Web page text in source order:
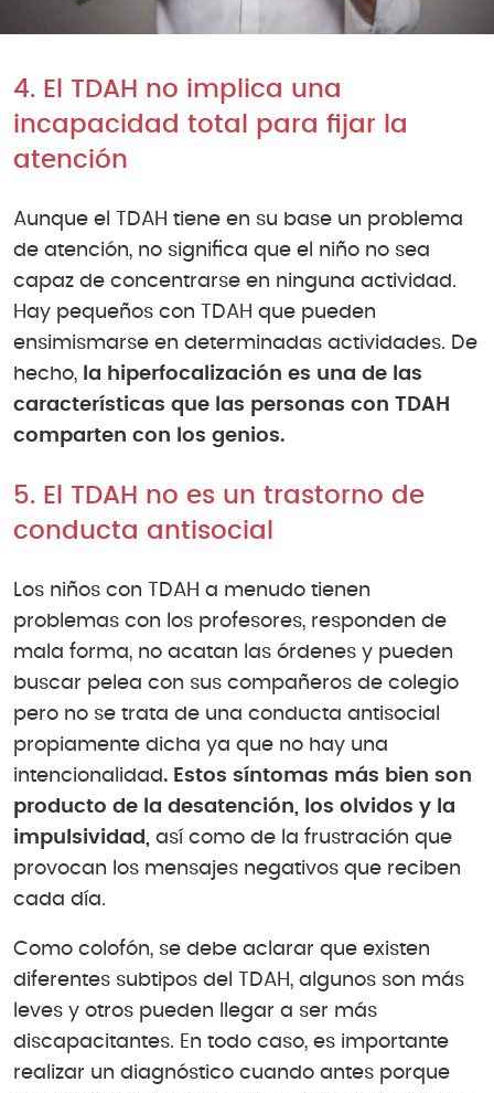
4. El TDAH no implica una
incapacidad total para fijar la
atención
Aunque el TDAH tiene en su base un problema
de atención, no significa que el niño no sea
capaz de concentrarse en ninguna actividad.
Hay pequeños con TDAH que pueden
ensimismarse en determinadas actividades. De
hecho, la hiperfocalización es una de las
características que las personas con TDAH
comparten con los genios.
5. El TDAH no es un trastorno de
conducta antisocial
Los niños con TDAH a menudo tienen
problemas con los profesores, responden de
mala forma, no acatan las órdenes y pueden
buscar pelea con sus compañeros de colegio
pero no se trata de una conducta antisocial
propiamente dicha ya que no hay una
intencionalidad. Estos síntomas más bien son
producto de la desatención, los olvidos y la
impulsividad, así como de la frustración que
provocan los mensajes negativos que reciben
cada día.
Como colofón, se debe aclarar que existen
diferentes subtipos del TDAH, algunos son más
leves y otros pueden llegar a ser más
discapacitantes. En todo caso, es importante
realizar un diagnóstico cuando antes porque